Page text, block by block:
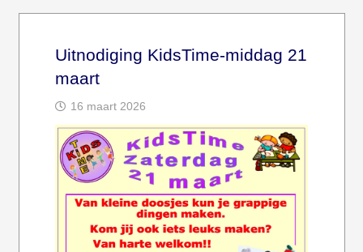
Uitnodiging KidsTime-middag 21
maart
16 maart 2026